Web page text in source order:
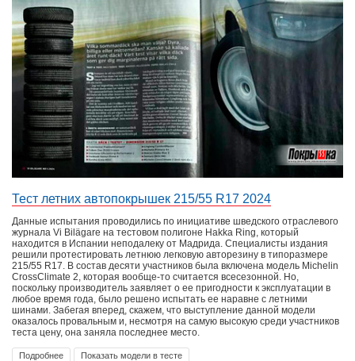
Тест летних автопокрышек 215/55 R17 2024
Данные испытания проводились по инициативе шведского отраслевого
журнала Vi Bilägare на тестовом полигоне Hakka Ring, который
находится в Испании неподалеку от Мадрида. Специалисты издания
решили протестировать летнюю легковую авторезину в типоразмере
215/55 R17. В состав десяти участников была включена модель Michelin
CrossClimate 2, которая вообще-то считается всесезонной. Но,
поскольку производитель заявляет о ее пригодности к эксплуатации в
любое время года, было решено испытать ее наравне с летними
шинами. Забегая вперед, скажем, что выступление данной модели
оказалось провальным и, несмотря на самую высокую среди участников
теста цену, она заняла последнее место.
Подробнее Показать модели в тесте